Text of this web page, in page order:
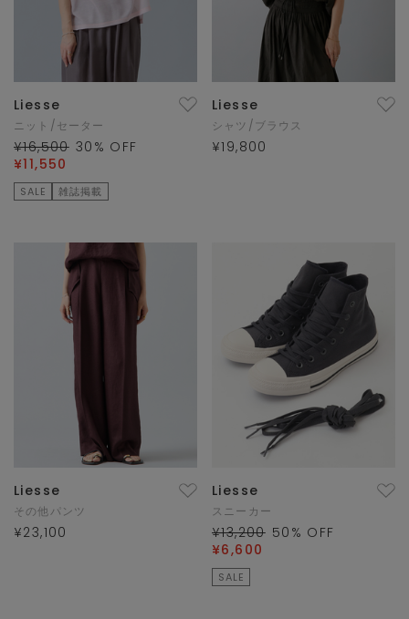
Liesse
ニット/セーター
¥16,500 30 % OFF
¥11,550
SALE 雑誌掲載
Liesse
シャツ/ブラウス
¥19,800
Liesse
その他パンツ
¥23,100
Liesse
スニーカー
¥13,200 50 % OFF
¥6,600
SALE